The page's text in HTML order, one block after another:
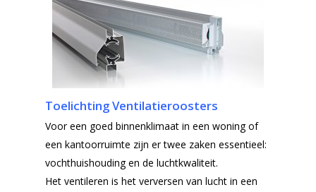
Toelichting Ventilatieroosters
Voor een goed binnenklimaat in een woning of
een kantoorruimte zijn er twee zaken essentieel:
vochthuishouding en de luchtkwaliteit.
Het ventileren is het verversen van lucht in een